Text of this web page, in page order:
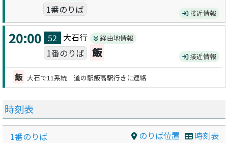
1番のりば 接近情報
20:00 52 大石行 経由地情報
1番のりば 飯 接近情報
飯 大石で11系統 道の駅飯高駅行きに連絡
時刻表
のりば位置 時刻表
1番のりば